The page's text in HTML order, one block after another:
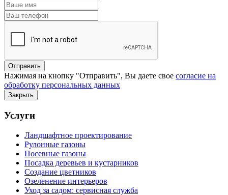
Нажимая на кнопку "Отправить", Вы даете свое согласие на
обработку персональных данных
Закрыть
Услуги
Ландшафтное проектирование
Рулонные газоны
Посевные газоны
Посадка деревьев и кустарников
Создание цветников
Озеленение интерьеров
Уход за садом: сервисная служба